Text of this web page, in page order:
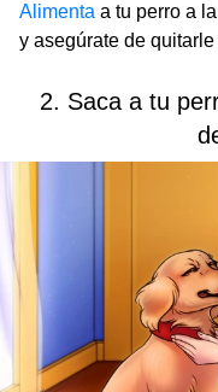
Alimenta a tu perro a
y asegúrate de
2. Saca a tu